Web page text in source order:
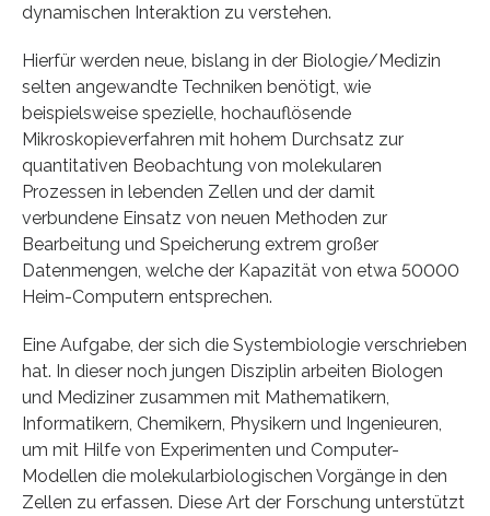
dynamischen Interaktion zu verstehen.
Hierfür werden neue, bislang in der Biologie/Medizin
selten angewandte Techniken benötigt, wie
beispielsweise spezielle, hochauflösende
Mikroskopieverfahren mit hohem Durchsatz zur
quantitativen Beobachtung von molekularen
Prozessen in lebenden Zellen und der damit
verbundene Einsatz von neuen Methoden zur
Bearbeitung und Speicherung extrem großer
Datenmengen, welche der Kapazität von etwa 50000
Heim-Computern entsprechen.
Eine Aufgabe, der sich die Systembiologie verschrieben
hat. In dieser noch jungen Disziplin arbeiten Biologen
und Mediziner zusammen mit Mathematikern,
Informatikern, Chemikern, Physikern und Ingenieuren,
um mit Hilfe von Experimenten und Computer-
Modellen die molekularbiologischen Vorgänge in den
Zellen zu erfassen. Diese Art der Forschung unterstützt